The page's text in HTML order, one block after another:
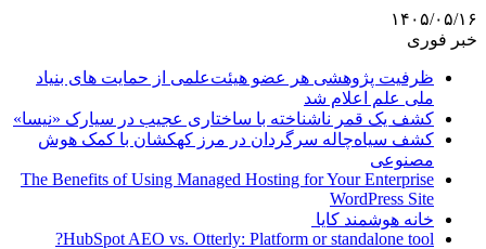
۱۴۰۵/۰۵/۱۶
خبر فوری
ظرفیت پژوهشی هر عضو هیئت‌علمی از حمایت های بنیاد
ملی علم اعلام شد
کشف یک قمر ناشناخته با ساختاری عجیب در سیارک «نیسا»
کشف سیاه‌چاله سرگردان در مرز کهکشان با کمک هوش
مصنوعی
The Benefits of Using Managed Hosting for Your Enterprise
WordPress Site
خانه هوشمند کایا
HubSpot AEO vs. Otterly: Platform or standalone tool?